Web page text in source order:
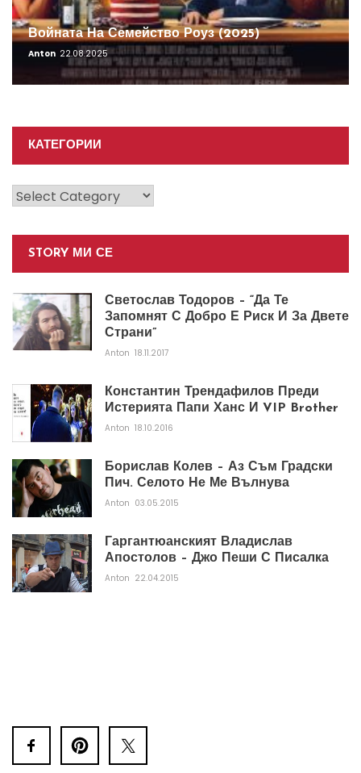
Войната На Семейство Роуз (2025)
Anton 22.08.2025
КАТЕГОРИИ
Категории
STORY МИ СЕ
Светослав Тодоров – “Да Те
Запомнят С Добро Е Риск И За Двете
Страни”
Anton 18.11.2017
Константин Трендафилов Преди
Истерията Папи Ханс И VIP Brother
Anton 18.10.2016
Борислав Колев – Аз Съм Градски
Пич. Селото Не Ме Вълнува
Anton 03.05.2015
Гаргантюанският Владислав
Апостолов – Джо Пеши С Писалка
Anton 22.04.2015